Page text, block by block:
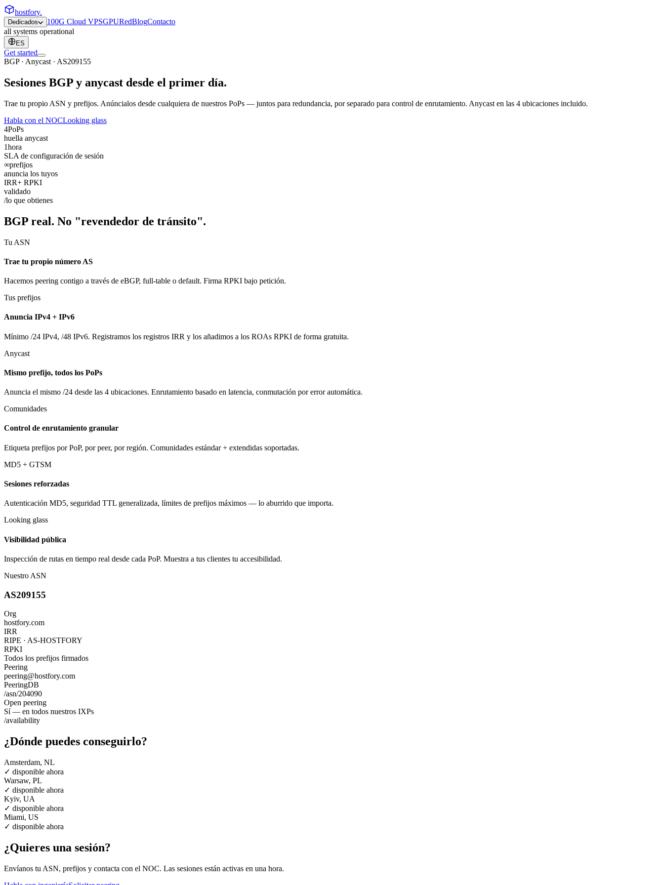
hostfory.
Dedicados 100G Cloud VPSGPURedBlogContacto
all systems operational
ES
Get started
BGP · Anycast · AS209155
Sesiones BGP y anycast desde el primer día.
Trae tu propio ASN y prefijos. Anúncialos desde cualquiera de nuestros PoPs — juntos para redundancia, por separado para control de enrutamiento. Anycast en las 4 ubicaciones incluido.
Habla con el NOCLooking glass
4PoPs
huella anycast
1hora
SLA de configuración de sesión
∞prefijos
anuncia los tuyos
IRR+ RPKI
validado
/lo que obtienes
BGP real. No "revendedor de tránsito".
Tu ASN
Trae tu propio número AS
Hacemos peering contigo a través de eBGP, full-table o default. Firma RPKI bajo petición.
Tus prefijos
Anuncia IPv4 + IPv6
Mínimo /24 IPv4, /48 IPv6. Registramos los registros IRR y los añadimos a los ROAs RPKI de forma gratuita.
Anycast
Mismo prefijo, todos los PoPs
Anuncia el mismo /24 desde las 4 ubicaciones. Enrutamiento basado en latencia, conmutación por error automática.
Comunidades
Control de enrutamiento granular
Etiqueta prefijos por PoP, por peer, por región. Comunidades estándar + extendidas soportadas.
MD5 + GTSM
Sesiones reforzadas
Autenticación MD5, seguridad TTL generalizada, límites de prefijos máximos — lo aburrido que importa.
Looking glass
Visibilidad pública
Inspección de rutas en tiempo real desde cada PoP. Muestra a tus clientes tu accesibilidad.
Nuestro ASN
AS209155
Org
hostfory.com
IRR
RIPE · AS-HOSTFORY
RPKI
Todos los prefijos firmados
Peering
peering@hostfory.com
PeeringDB
/asn/204090
Open peering
Sí — en todos nuestros IXPs
/availability
¿Dónde puedes conseguirlo?
Amsterdam, NL
✓ disponible ahora
Warsaw, PL
✓ disponible ahora
Kyiv, UA
✓ disponible ahora
Miami, US
✓ disponible ahora
¿Quieres una sesión?
Envíanos tu ASN, prefijos y contacta con el NOC. Las sesiones están activas en una hora.